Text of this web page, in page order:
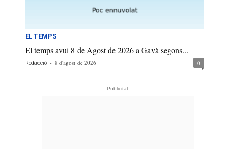
EL TEMPS
El temps avui 8 de Agost de 2026 a Gavà segons...
Redacció - 8 d'agost de 2026 0
- Publicitat -